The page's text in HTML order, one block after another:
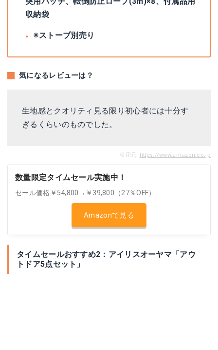
収納袋
※ストーブ別売り
気になるレビューは？
生地感とクオリティ見る限り初心者には十分す
ぎるくらいのものでした。
引用元: https://www.amazon.co.jp
数量限定タイムセール実施中！
セール価格￥54,800→￥39,800（27％OFF）
Amazonで見る
タイムセールおすすめ2：アイリスオーヤマ「アウ
トドア5点セット」